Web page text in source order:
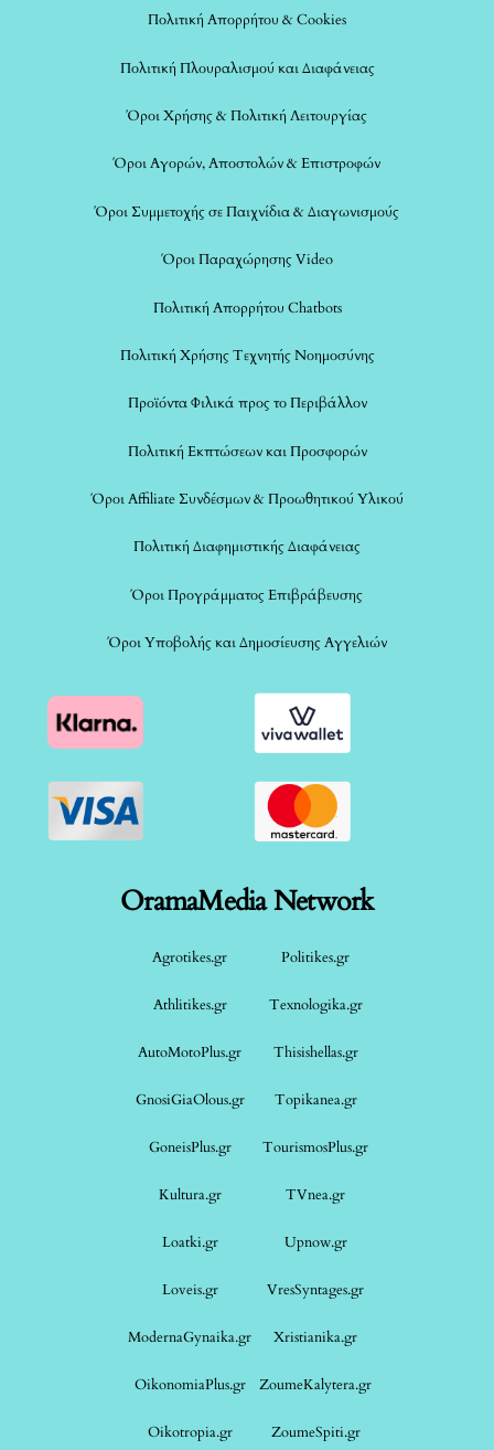
Πολιτική Απορρήτου & Cookies
Πολιτική Πλουραλισμού και Διαφάνειας
Όροι Χρήσης & Πολιτική Λειτουργίας
Όροι Αγορών, Αποστολών & Επιστροφών
Όροι Συμμετοχής σε Παιχνίδια & Διαγωνισμούς
Όροι Παραχώρησης Video
Πολιτική Απορρήτου Chatbots
Πολιτική Χρήσης Τεχνητής Νοημοσύνης
Προϊόντα Φιλικά προς το Περιβάλλον
Πολιτική Εκπτώσεων και Προσφορών
Όροι Affiliate Συνδέσμων & Προωθητικού Υλικού
Πολιτική Διαφημιστικής Διαφάνειας
Όροι Προγράμματος Επιβράβευσης
Όροι Υποβολής και Δημοσίευσης Αγγελιών
OramaMedia Network
Agrotikes.gr Politikes.gr
Athlitikes.gr Texnologika.gr
AutoMotoPlus.gr Thisishellas.gr
GnosiGiaOlous.gr Topikanea.gr
GoneisPlus.gr TourismosPlus.gr
Kultura.gr TVnea.gr
Loatki.gr Upnow.gr
Loveis.gr VresSyntages.gr
ModernaGynaika.gr Xristianika.gr
OikonomiaPlus.gr ZoumeKalytera.gr
Oikotropia.gr ZoumeSpiti.gr